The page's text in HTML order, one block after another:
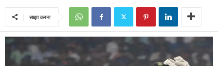
साझा करना